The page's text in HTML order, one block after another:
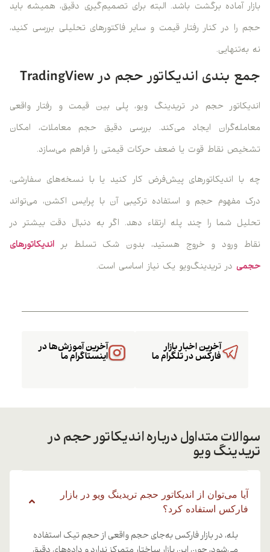
بازار آماده برگشت باشد. البته برای تصمیم‌گیری دقیق، همیشه باید
حجم را در کنار رفتار قیمت و سایر فاکتورهای تحلیلی بررسی کنید،
نه به‌تنهایی.
جمع‌ بندی اندیکاتور حجم در TradingView
اندیکاتور حجم در تریدینگ ویو، پلی بین قیمت و رفتار واقعی
معامله‌گران ایجاد می‌کند. بررسی دقیق حجم معاملات، امکان
تشخیص نقاط قوت یا ضعف حرکات قیمتی را فراهم می‌سازد.
چه با اندیکاتورهای پیش‌فرض کار کنید یا با نسخه‌های سفارشی،
درک مفهوم حجم و استفاده ترکیبی آن با پرایس اکشن، می‌تواند
تحلیل شما را چند پله ارتقاء دهد. اگر به دنبال دقت بیشتر در
نقاط ورود و خروج هستید، بدون شک تسلط بر اندیکاتورهای
حجمی در تریدینگ‌ویو یک نیاز اساسی است.
آخرین آموزش‌ها در
اینستاگرام ما
آخرین اخبار بازار
فارکس در تلگرام ما
سوالات متداول درباره اندیکاتور حجم در
تریدینگ ویو
آیا می‌توان از اندیکاتور حجم تریدینگ ویو در بازار
فارکس استفاده کرد؟
بله، در بازار فارکس به‌جای حجم واقعی از حجم تیک استفاده